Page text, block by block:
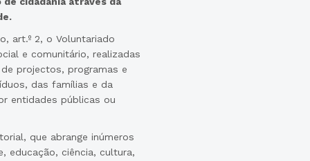
art.º 2, o Voluntariado
e comunitário, realizadas
projectos, programas e
das famílias e da
entidades públicas ou
que abrange inúmeros
educação, ciência, cultura,